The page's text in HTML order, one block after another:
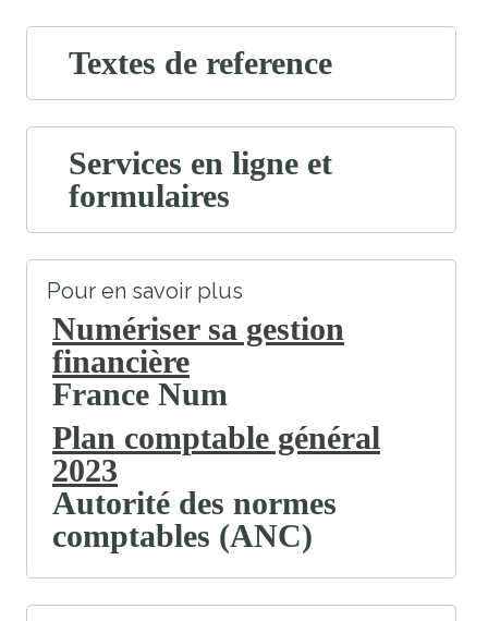
Textes de reference
Services en ligne et
formulaires
Pour en savoir plus
Numériser sa gestion
financière
France Num
Plan comptable général
2023
Autorité des normes
comptables (ANC)